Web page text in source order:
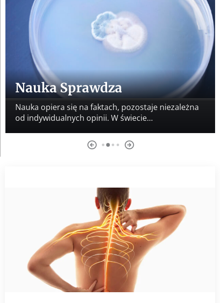
Nauka Sprawdza
Nauka opiera się na faktach, pozostaje niezależna
od indywidualnych opinii. W świecie…